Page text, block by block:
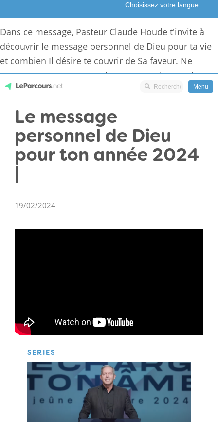
Dans ce message, Pasteur Claude Houde t'invite à
découvrir le message personnel de Dieu pour ta vie
et combien Il désire te couvrir de Sa faveur. Ne
commence pas cette année sans prendre part à tout
ce que Dieu a en réserve pour toi!
content
LeParcours.net
Menu
Le message
personnel de Dieu
pour ton année 2024
|
19/02/2024
SÉRIES